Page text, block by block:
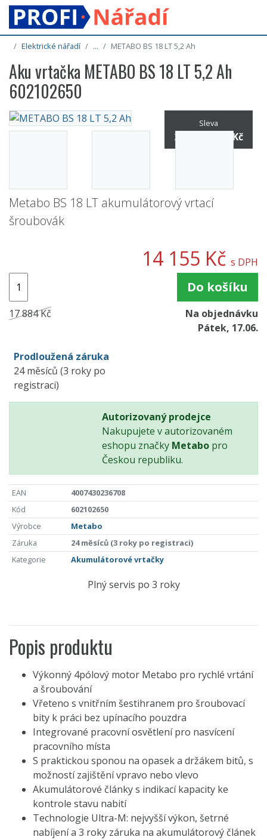
Elektrické nářadí ... METABO BS 18 LT 5,2 Ah
Aku vrtačka METABO BS 18 LT 5,2 Ah
602102650
Sleva
20% / -3 729 Kč
Metabo BS 18 LT akumulátorový vrtací
šroubovák
14 155 Kč s DPH
Do košíku
17 884 Kč
Na objednávku
Pátek, 17.06.
Prodloužená záruka
24 měsíců (3 roky po
registraci)
Autorizovaný prodejce
Nakupujete v autorizovaném
eshopu značky Metabo pro
Českou republiku.
EAN
4007430236708
Kód
602102650
Výrobce
Metabo
Záruka
24 měsíců (3 roky po registraci)
Kategorie
Akumulátorové vrtačky
Plný servis po 3 roky
Popis produktu
Výkonný 4pólový motor Metabo pro rychlé vrtání
a šroubování
Vřeteno s vnitřním šestihranem pro šroubovací
bity k práci bez upínacího pouzdra
Integrované pracovní osvětlení pro nasvícení
pracovního místa
S praktickou sponou na opasek a držákem bitů, s
možností zajištění vpravo nebo vlevo
Akumulátorové články s indikací kapacity ke
kontrole stavu nabití
Technologie Ultra-M: nejvyšší výkon, šetrné
nabíjení a 3 roky záruka na akumulátorový článek